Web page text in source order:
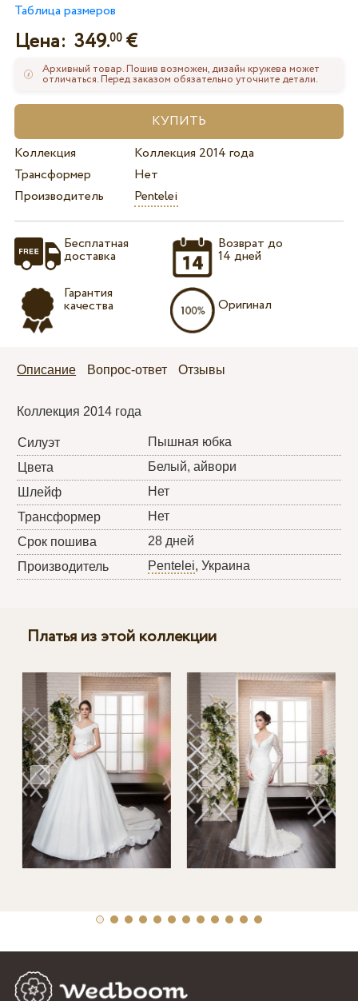
Таблица размеров
Цена: 349.00€
Архивный товар. Пошив возможен, дизайн кружева может
отличаться. Перед заказом обязательно уточните детали.
Коллекция
Коллекция 2014 года
Трансформер
Нет
Производитель
Pentelei
Бесплатная
доставка
Гарантия
качества
Возврат до
14 дней
Оригинал
Описание Вопрос-ответ Отзывы
Коллекция 2014 года
Силуэт
Пышная юбка
Цвета
Белый, айвори
Шлейф
Нет
Трансформер
Нет
Срок пошива
28 дней
Производитель
Pentelei, Украина
Платья из этой коллекции